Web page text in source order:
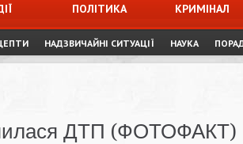
ПОЛІТИКА КРИМІНАЛ
НАДЗВИЧАЙНІ СИТУАЦІЇ НАУКА
ДТП (ФОТОФАКТ)